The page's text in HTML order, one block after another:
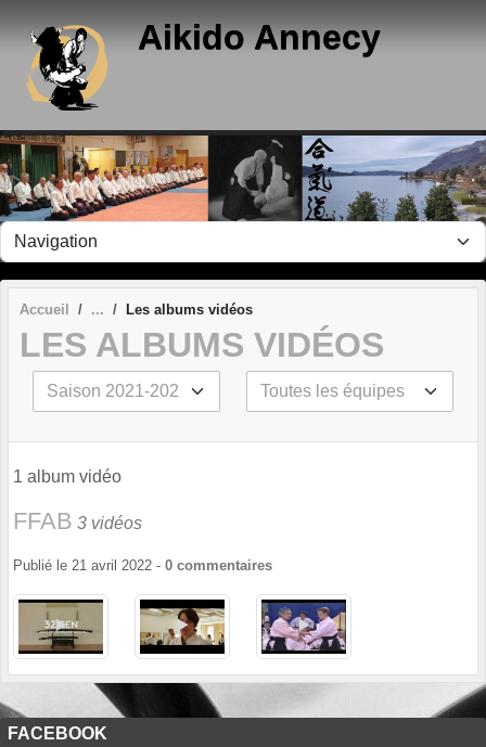
Aikido Annecy
Accueil Les albums vidéos
LES ALBUMS VIDÉOS
1 album vidéo
FFAB 3 vidéos
Publié le 21 avril 2022 - 0 commentaires
FACEBOOK